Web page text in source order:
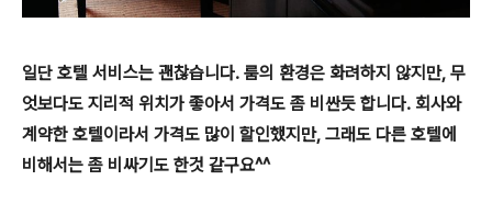
일단 호텔 서비스는 괜찮습니다. 룸의 환경은 화려하지 않지만, 무
엇보다도 지리적 위치가 좋아서 가격도 좀 비싼듯 합니다. 회사와
계약한 호텔이라서 가격도 많이 할인했지만, 그래도 다른 호텔에
비해서는 좀 비싸기도 한것 같구요^^